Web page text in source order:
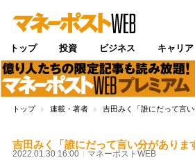
トップ 投資 ビジネス キャリア
トップ 連載・著者 吉田みく「誰にだって言い
吉田みく「誰にだって言い分がありま
2022.01.30 16:00 マネーポストWEB